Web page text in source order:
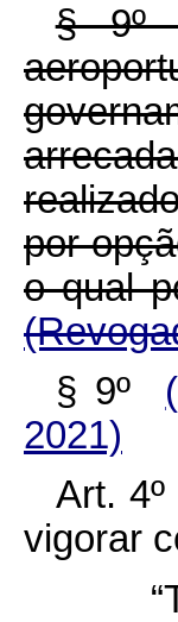
§ 9º
por
o qual
§ 9º
2021)
Art.
vigorar